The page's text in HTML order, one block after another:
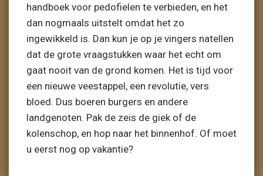
handboek voor pedofielen te verbieden, en het
dan nogmaals uitstelt omdat het zo
ingewikkeld is. Dan kun je op je vingers natellen
dat de grote vraagstukken waar het echt om
gaat nooit van de grond komen. Het is tijd voor
een nieuwe veestappel, een revolutie, vers
bloed. Dus boeren burgers en andere
landgenoten. Pak de zeis de giek of de
kolenschop, en hop naar het binnenhof. Of moet
u eerst nog op vakantie?